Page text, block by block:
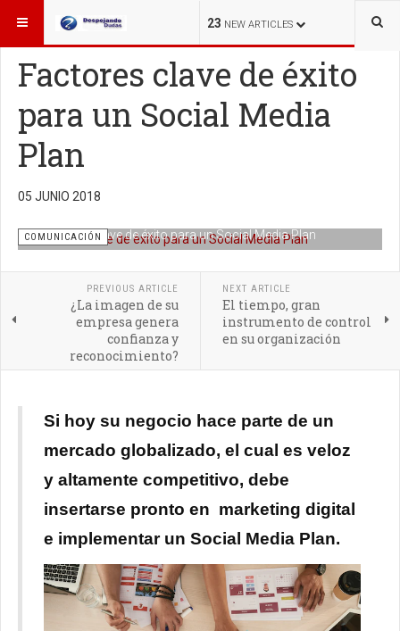
23 NEW ARTICLES
ESTÁ AQUÍ: OTROS TEMAS COMUNICACIÓN
Factores clave de éxito
para un Social Media
Plan
05 JUNIO 2018
Factores clave de éxito para un Social Media Plan
COMUNICACIÓN
PREVIOUS ARTICLE
¿La imagen de su
empresa genera
confianza y
reconocimiento?
NEXT ARTICLE
El tiempo, gran
instrumento de control
en su organización
Si hoy su negocio hace parte de un
mercado globalizado, el cual es veloz
y altamente competitivo, debe
insertarse pronto en marketing digital
e implementar un Social Media Plan.